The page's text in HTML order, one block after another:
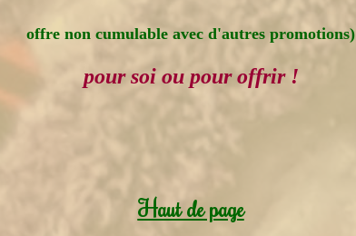
offre non cumulable avec d'autres promotions)
pour soi ou pour offrir !
Haut de page